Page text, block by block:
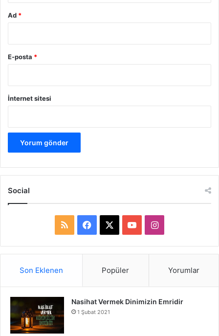
Ad *
E-posta *
İnternet sitesi
Social
S
a
b
o
u
I
n
a
Son Eklenen Popüler Yorumlar
Nasihat Vermek Dinimizin Emridir
1 Şubat 2021